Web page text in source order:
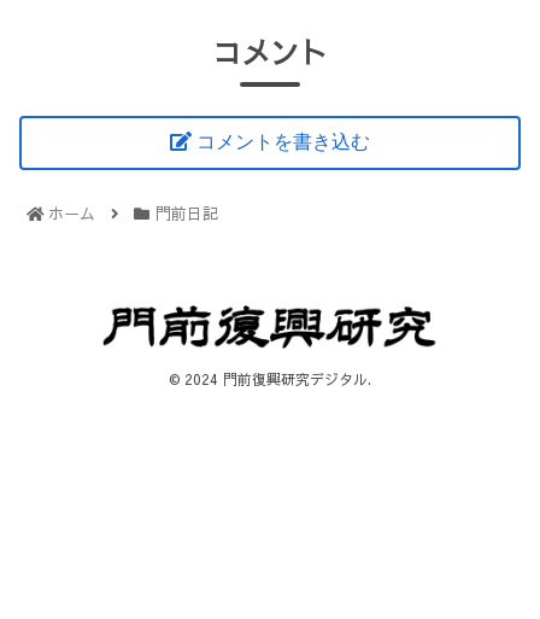
コメント
コメントを書き込む
ホーム 門前日記
© 2024 門前復興研究デジタル.